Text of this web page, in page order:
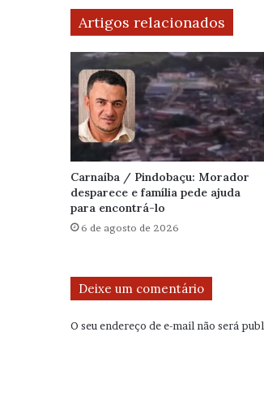
Artigos relacionados
Carnaíba / Pindobaçu: Morador
desparece e família pede ajuda
para encontrá-lo
6 de agosto de 2026
Deixe um comentário
O seu endereço de e-mail não será